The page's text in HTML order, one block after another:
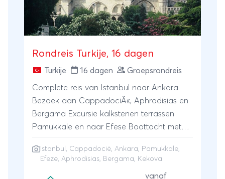
Rondreis Turkije, 16 dagen
Turkije 16 dagen Groepsrondreis
Complete reis van Istanbul naar Ankara
Bezoek aan CappadociÃ«, Aphrodisias en
Bergama Excursie kalkstenen terrassen
Pamukkale en naar Efese Boottocht met
Istanbul , Cappadocië, Ankara, Pamukkale,
Efeze, Aphrodisias, Bergama, Kekova
vanaf